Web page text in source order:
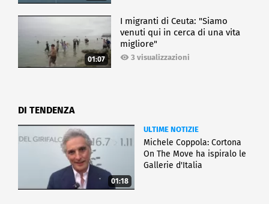
01:07
I migranti di Ceuta: "Siamo
venuti qui in cerca di una vita
migliore"
3 visualizzazioni
DI TENDENZA
01:18
ULTIME NOTIZIE
Michele Coppola: Cortona
On The Move ha ispiralo le
Gallerie d'Italia